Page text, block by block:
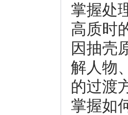
掌握处
高质时
因抽壳
解人物
的过渡
掌握如